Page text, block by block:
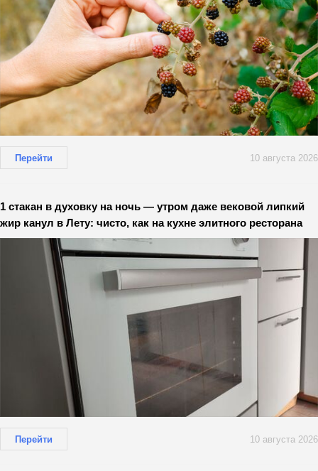
Перейти 10 августа 2026
1 стакан в духовку на ночь — утром даже вековой липкий
жир канул в Лету: чисто, как на кухне элитного ресторана
Перейти 10 августа 2026